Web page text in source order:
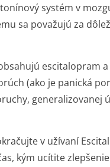
systém v
sa považujú za
escitalopram
(ako je panická
generalizovanej
v užívaní
kým ucítite